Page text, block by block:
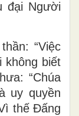
đại Người
“Việc
không biết
“Chúa
uy quyền
thế Ðấng